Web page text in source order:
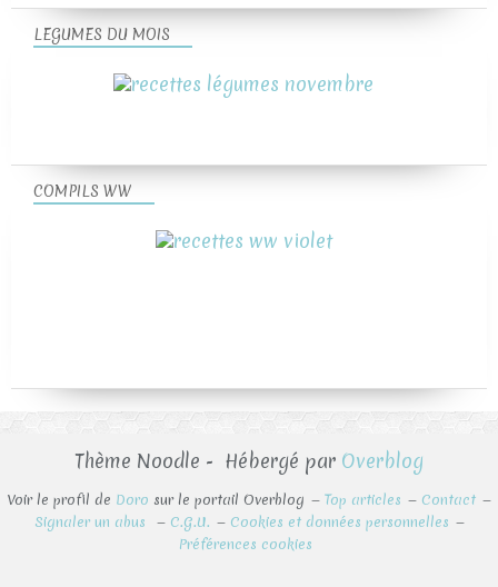
LEGUMES DU MOIS
COMPILS WW
Thème Noodle - Hébergé par Overblog
Voir le profil de Doro sur le portail Overblog Top articles
Contact
Signaler un abus
C.G.U.
Cookies et données personnelles
Préférences cookies